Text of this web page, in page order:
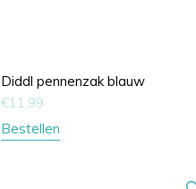
Diddl pennenzak blauw
€11,99
Bestellen